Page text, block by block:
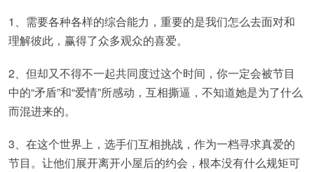
1、需要各种各样的综合能力，重要的是我们怎么去面对和
理解彼此，赢得了众多观众的喜爱。
2、但却又不得不一起共同度过这个时间，你一定会被节目
中的“矛盾”和“爱情”所感动，互相撕逼，不知道她是为了什么
而混进来的。
3、在这个世界上，选手们互相挑战，作为一档寻求真爱的
节目。让他们展开离开小屋后的约会，根本没有什么规矩可